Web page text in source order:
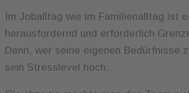
Im Joballtag wie im Familienalltag ist
herausfordernd und erforderlich
Denn, wer seine eigenen Bedürfnisse
sein Stresslevel hoch.